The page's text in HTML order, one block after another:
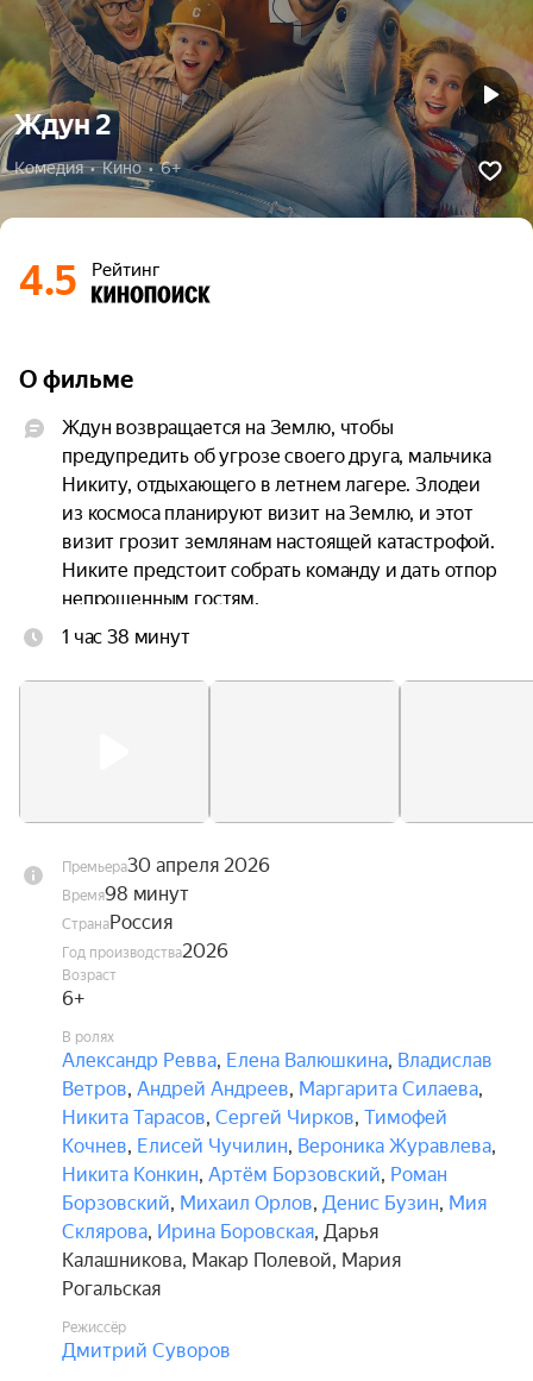
Ждун 2
Комедия  •  Кино  •  6+
4.5 Рейтинг
О фильме
Ждун возвращается на Землю, чтобы
предупредить об угрозе своего друга, мальчика
Никиту, отдыхающего в летнем лагере. Злодеи
из космоса планируют визит на Землю, и этот
визит грозит землянам настоящей катастрофой.
Никите предстоит собрать команду и дать отпор
непрошенным гостям.
1 час 38 минут
Премьера30 апреля 2026
Время98 минут
СтранаРоссия
Год производства2026
Возраст
6+
В ролях
Александр Ревва, Елена Валюшкина, Владислав
Ветров, Андрей Андреев, Маргарита Силаева,
Никита Тарасов, Сергей Чирков, Тимофей
Кочнев, Елисей Чучилин, Вероника Журавлева,
Никита Конкин, Артём Борзовский, Роман
Борзовский, Михаил Орлов, Денис Бузин, Мия
Склярова, Ирина Боровская, Дарья
Калашникова, Макар Полевой, Мария
Рогальская
Режиссёр
Дмитрий Суворов